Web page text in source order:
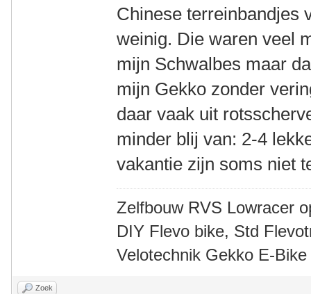
Chinese terreinbandjes
weinig. Die waren veel
mijn Schwalbes maar
mijn Gekko zonder
daar vaak uit
minder blij van: 2-4
vakantie zijn soms niet
Zelfbouw RVS Lowracer
DIY Flevo bike, Std
Velotechnik Gekko E-Bike
Zoek